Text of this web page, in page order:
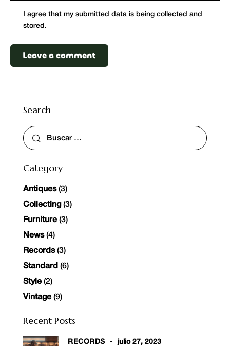
I agree that my submitted data is being collected and
stored.
Search
Category
Antiques(3)
Collecting(3)
Furniture (3)
News(4)
Records(3)
Standard (6)
Style (2)
Vintage (9)
Recent Posts
RECORDS julio 27, 2023